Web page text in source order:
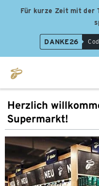
Für kurze Zeit mit der
DANKE26
Herzlich
Supermarkt!